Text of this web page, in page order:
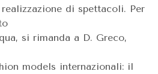
di spettacoli. Per
si rimanda a D. Greco,
models internazionali: il